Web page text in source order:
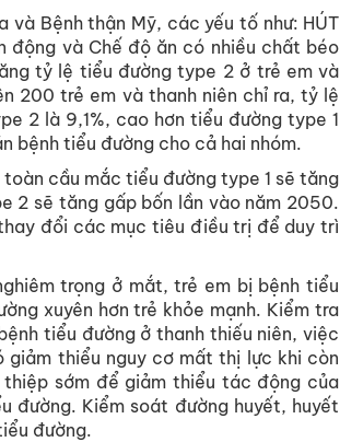
và Bệnh thận Mỹ, các yếu tố như: HÚT
động và Chế độ ăn có nhiều chất béo
tỷ lệ tiểu đường type 2 ở trẻ em và
200trẻ em và thanh niên chỉ ra,tỷ lệ
2 là9,1%, cao hơn tiểu đường type 1
bệnh tiểu đường cho cả hai nhóm.
toàn cầu mắc tiểu đường type 1 sẽ tăng
2 sẽ tăng gấp bốn lần vào năm 2050.
đổi các mục tiêu điều trị để duy trì
trọng ở mắt,trẻ em bị bệnh tiểu
xuyên hơn trẻ khỏe mạnh. Kiểm tra
tiểu đườngởthanh thiếu niên,việc
giảm thiểu nguy cơ mất thị lực khi còn
thiệp sớm để giảm thiểu tác động của
đường. Kiểm soát đường huyết, huyết
đường.